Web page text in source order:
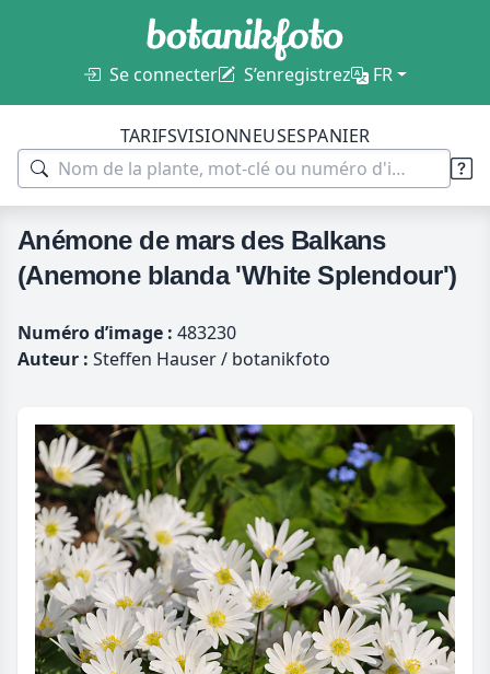
Se connecter S’enregistrez FR
TARIFSVISIONNEUSESPANIER
Anémone de mars des Balkans
(Anemone blanda 'White Splendour')
Numéro d’image : 483230
Auteur : Steffen Hauser / botanikfoto